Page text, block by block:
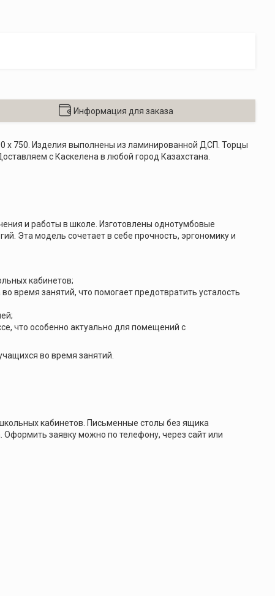
Информация для заказа
х 750. Изделия выполнены из ламинированной ДСП. Торцы
с Каскелена в любой город Казахстана.
и работы в школе. Изготовлены однотумбовые
Эта модель сочетает в себе прочность, эргономику и
кабинетов;
время занятий, что помогает предотвратить усталость
что особенно актуально для помещений с
во время занятий.
кабинетов. Письменные столы без ящика
заявку можно по телефону, через сайт или